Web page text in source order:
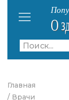
Главная
/ Врачи